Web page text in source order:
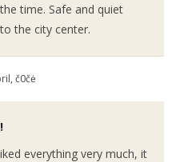
time. Safe and quiet
the city center.
č0čė
everything very much, it